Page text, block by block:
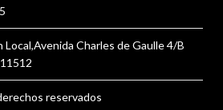
Local,Avenida Charles de Gaulle 4/B
reservados